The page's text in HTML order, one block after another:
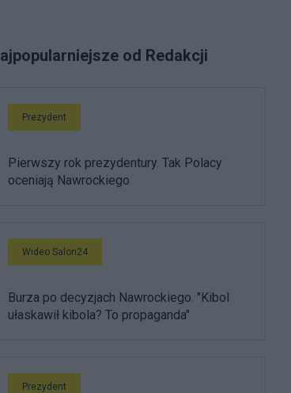
od Redakcji
Prezydent
Pierwszy rok prezydentury. Tak Polacy
oceniają Nawrockiego
Wideo Salon24
Burza po decyzjach Nawrockiego. "Kibol
ułaskawił kibola? To propaganda"
Prezydent